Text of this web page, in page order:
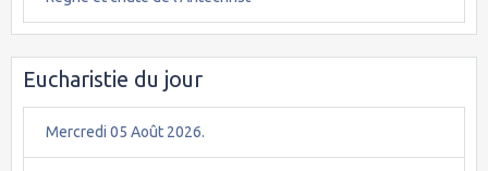
Eucharistie du jour
Mercredi 05 Août 2026.